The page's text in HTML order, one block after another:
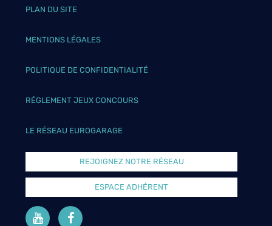
PLAN DU SITE
MENTIONS LÉGALES
POLITIQUE DE CONFIDENTIALITÉ
RÉGLEMENT JEUX CONCOURS
LE RÉSEAU EUROGARAGE
REJOIGNEZ NOTRE RÉSEAU
ESPACE ADHÉRENT